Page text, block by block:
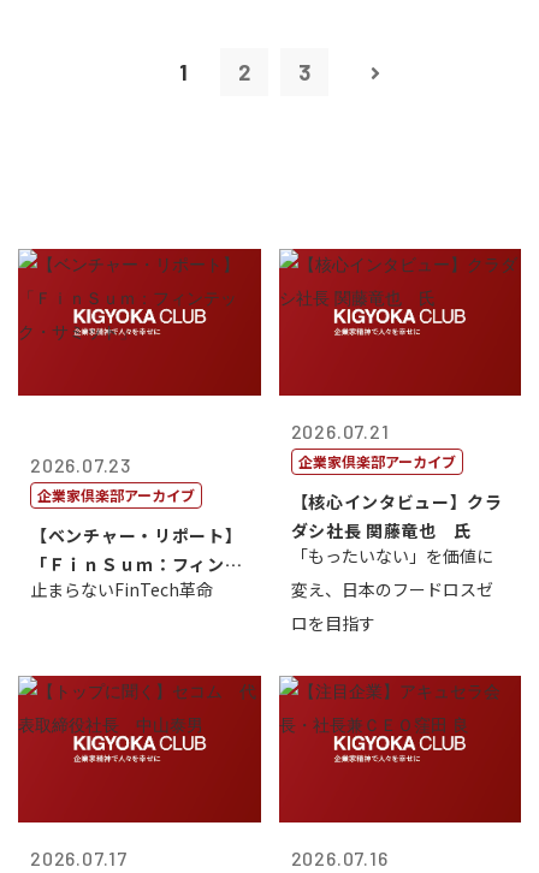
1 2 3
2026.07.23
企業家倶楽部アーカイブ
【ベンチャー・リポート】
「ＦｉｎＳｕｍ：フィンテ
ック・サミッ...
止まらないFinTech革命
2026.07.21
企業家倶楽部アーカイブ
【核心インタビュー】クラ
ダシ社長 関藤竜也 氏
「もったいない」を価値に
変え、日本のフードロスゼ
ロを目指す
2026.07.17 2026.07.16